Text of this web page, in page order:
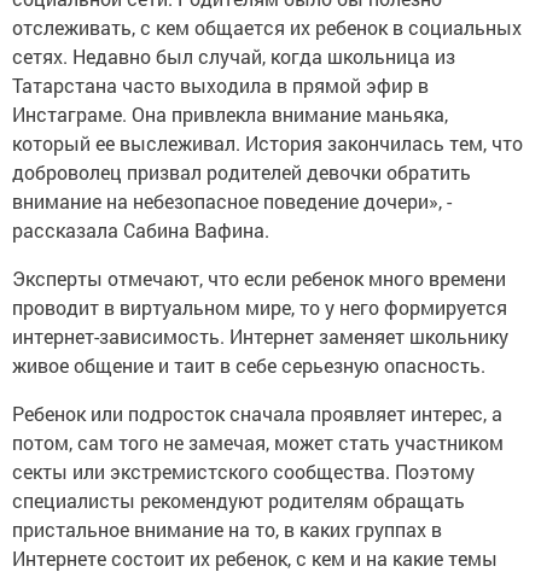
отслеживать, с кем общается их ребенок в социальных
сетях. Недавно был случай, когда школьница из
Татарстана часто выходила в прямой эфир в
Инстаграме. Она привлекла внимание маньяка,
который ее выслеживал. История закончилась тем, что
доброволец призвал родителей девочки обратить
внимание на небезопасное поведение дочери», -
рассказала Сабина Вафина.
Эксперты отмечают, что если ребенок много времени
проводит в виртуальном мире, то у него формируется
интернет-зависимость. Интернет заменяет школьнику
живое общение и таит в себе серьезную опасность.
Ребенок или подросток сначала проявляет интерес, а
потом, сам того не замечая, может стать участником
секты или экстремистского сообщества. Поэтому
специалисты рекомендуют родителям обращать
пристальное внимание на то, в каких группах в
Интернете состоит их ребенок, с кем и на какие темы